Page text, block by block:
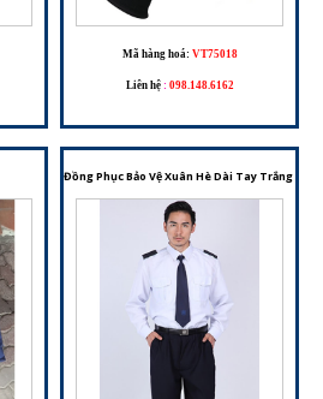
Mã hàng hoá: VT75018
Liên hệ : 098.148.6162
Đồng Phục Bảo Vệ Xuân Hè Dài Tay Trắng –